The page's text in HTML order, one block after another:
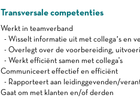
Transversale competenties
Werkt in teamverband
- Wisselt informatie uit met collega’s en
- Overlegt over de voorbereiding,
- Werkt efficiënt samen met collega's
Communiceert effectief en efficiënt
- Rapporteert aan leidinggevenden/
Gaat om met klanten en/of derden